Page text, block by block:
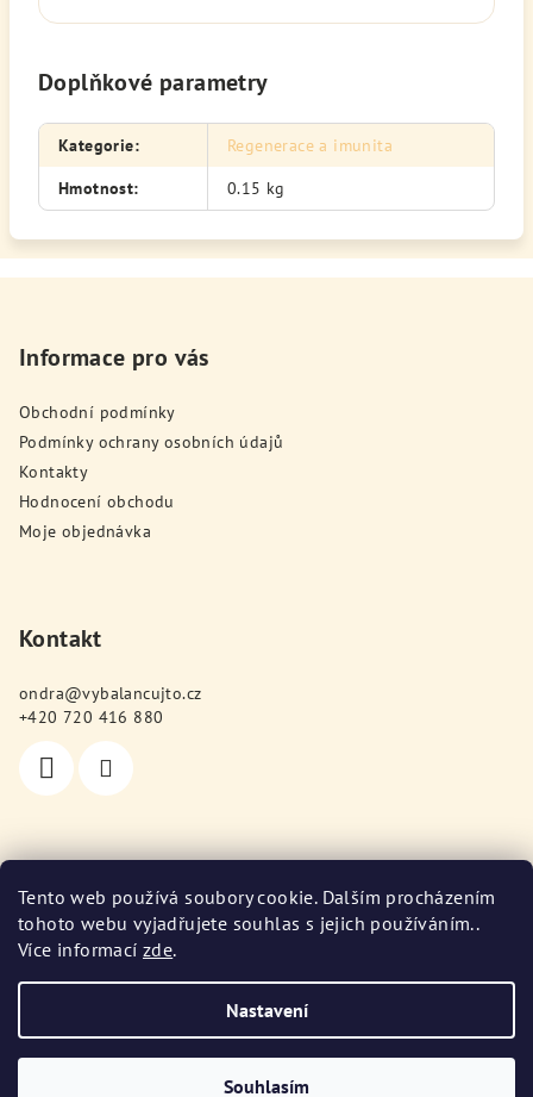
Tento web používá soubory cookie. Dalším procházením
tohoto webu vyjadřujete souhlas s jejich používáním..
Více informacízde.
Nastavení
Souhlasím
Doplňkové parametry
Kategorie:
Regenerace a imunita
Hmotnost: 0.15 kg
Informace pro vás
Obchodní podmínky
Podmínky ochrany osobních údajů
Kontakty
Hodnocení obchodu
Moje objednávka
Kontakt
ondra@vybalancujto.cz
+420 720 416 880
Protein s kolagenem 900 g (příchutě)
Hodnocení produktu je 5 z 5 hvězdiček.
Jitka Svobodová